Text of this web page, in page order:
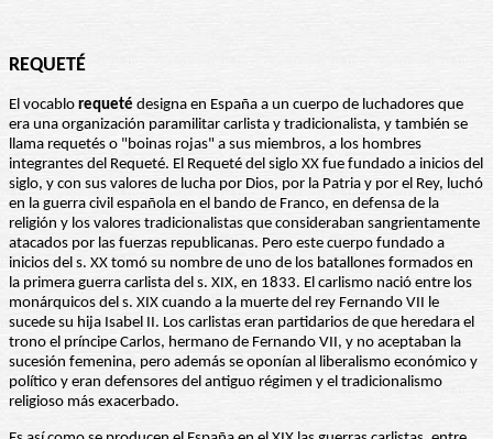
REQUETÉ
El vocablo requeté designa en España a un cuerpo de luchadores que
era una organización paramilitar carlista y tradicionalista, y también se
llama requetés o "boinas rojas" a sus miembros, a los hombres
integrantes del Requeté. El Requeté del siglo XX fue fundado a inicios del
siglo, y con sus valores de lucha por Dios, por la Patria y por el Rey, luchó
en la guerra civil española en el bando de Franco, en defensa de la
religión y los valores tradicionalistas que consideraban sangrientamente
atacados por las fuerzas republicanas. Pero este cuerpo fundado a
inicios del s. XX tomó su nombre de uno de los batallones formados en
la primera guerra carlista del s. XIX, en 1833. El carlismo nació entre los
monárquicos del s. XIX cuando a la muerte del rey Fernando VII le
sucede su hija Isabel II. Los carlistas eran partidarios de que heredara el
trono el príncipe Carlos, hermano de Fernando VII, y no aceptaban la
sucesión femenina, pero además se oponían al liberalismo económico y
político y eran defensores del antiguo régimen y el tradicionalismo
religioso más exacerbado.